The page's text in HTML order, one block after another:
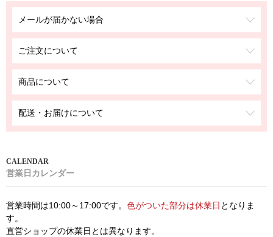
メールが届かない場合
ご注文について
商品について
配送・お届けについて
営業日カレンダー
営業時間は10:00～17:00です。 色がついた部分は休業日 となりま
す。
直営ショップの休業日とは異なります。